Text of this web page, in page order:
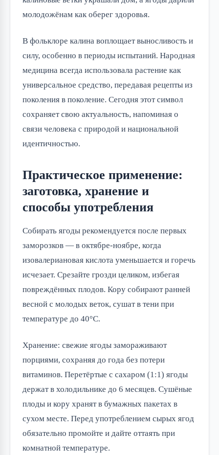
молодожёнам как оберег здоровья.
В фольклоре калина воплощает выносливость и
силу, особенно в периоды испытаний. Народная
медицина всегда использовала растение как
универсальное средство, передавая рецепты из
поколения в поколение. Сегодня этот символ
сохраняет свою актуальность, напоминая о
связи человека с природой и национальной
идентичностью.
Практическое применение:
заготовка, хранение и
способы употребления
Собирать ягоды рекомендуется после первых
заморозков — в октябре-ноябре, когда
изовалериановая кислота уменьшается и горечь
исчезает. Срезайте грозди целиком, избегая
повреждённых плодов. Кору собирают ранней
весной с молодых веток, сушат в тени при
температуре до 40°C.
Хранение: свежие ягоды замораживают
порциями, сохраняя до года без потери
витаминов. Перетёртые с сахаром (1:1) ягоды
держат в холодильнике до 6 месяцев. Сушёные
плоды и кору хранят в бумажных пакетах в
сухом месте. Перед употреблением сырых ягод
обязательно промойте и дайте оттаять при
комнатной температуре.